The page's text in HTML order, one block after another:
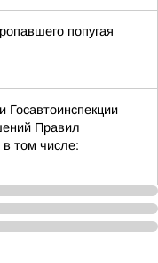
попугая
Госавтоинспекции
Правил
том числе: